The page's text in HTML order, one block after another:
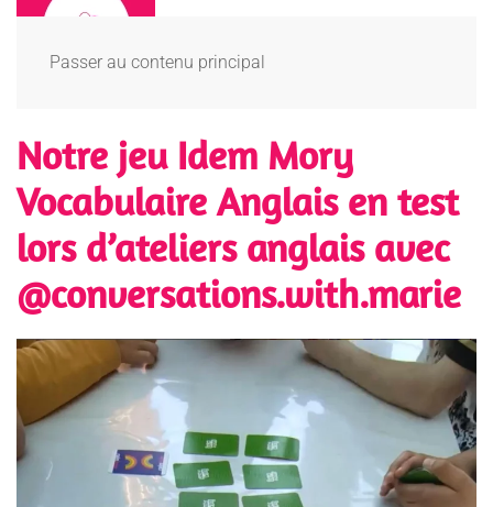
Passer au contenu principal
Notre jeu Idem Mory
Vocabulaire Anglais en test
lors d’ateliers anglais avec
@conversations.with.marie